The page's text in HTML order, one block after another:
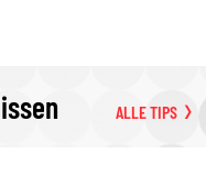
ALLE TIPS